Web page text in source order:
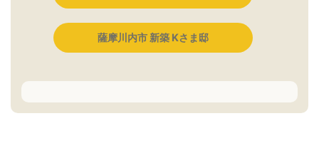
薩摩川内市 新築 Kさま邸